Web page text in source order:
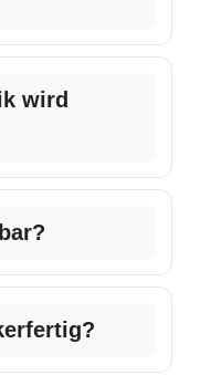
wird